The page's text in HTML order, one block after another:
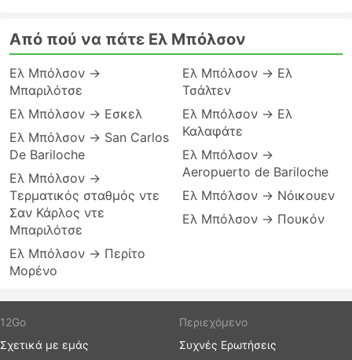
Από πού να πάτε Eλ Μπόλσον
Eλ Μπόλσον →
Μπαριλότσε
Eλ Μπόλσον → Εσκελ
Eλ Μπόλσον → San Carlos
De Bariloche
Eλ Μπόλσον →
Τερματικός σταθμός ντε
Σαν Κάρλος ντε
Μπαριλότσε
Eλ Μπόλσον → Περίτο
Μορένο
Eλ Μπόλσον → Ελ
Τσάλτεν
Eλ Μπόλσον → Ελ
Καλαφάτε
Eλ Μπόλσον →
Aeropuerto de Bariloche
Eλ Μπόλσον → Νόικουεν
Eλ Μπόλσον → Πουκόν
12Go
Σχετικά με εμάς
Περιεχόμενο
Συχνές Ερωτήσεις